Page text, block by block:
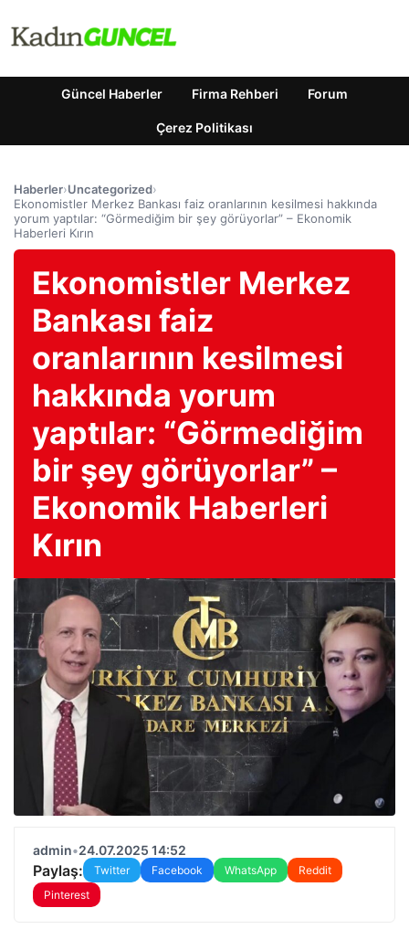
Güncel Haberler Firma Rehberi Forum
Çerez Politikası
Haberler›Uncategorized›
Ekonomistler Merkez Bankası faiz oranlarının kesilmesi hakkında
yorum yaptılar: “Görmediğim bir şey görüyorlar” – Ekonomik
Haberleri Kırın
Ekonomistler Merkez
Bankası faiz
oranlarının kesilmesi
hakkında yorum
yaptılar: “Görmediğim
bir şey görüyorlar” –
Ekonomik Haberleri
Kırın
admin•24.07.2025 14:52
Paylaş: Twitter Facebook WhatsApp
Reddit
Pinterest